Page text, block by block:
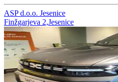
ASP d.o.o. Jesenice
Finžgarjeva 2,Jesenice